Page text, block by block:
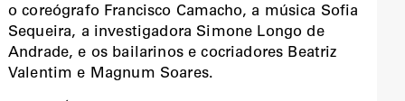
o coreógrafo Francisco Camacho, a música Sofia
Sequeira, a investigadora Simone Longo de
Andrade, e os bailarinos e cocriadores Beatriz
Valentim e Magnum Soares.